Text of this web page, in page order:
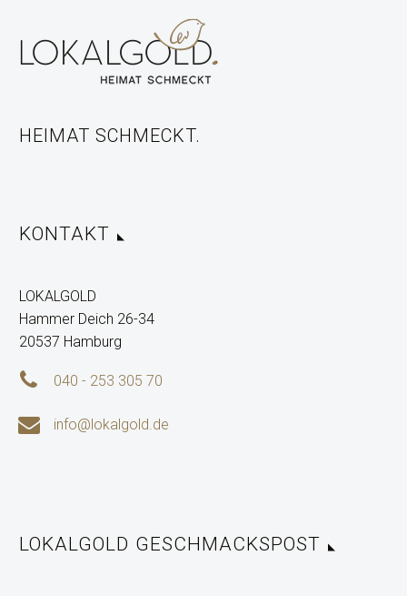
HEIMAT SCHMECKT.
KONTAKT
LOKALGOLD
Hammer Deich 26-34
20537 Hamburg

 040 - 253 305 70

 info@lokalgold.de
LOKALGOLD GESCHMACKSPOST